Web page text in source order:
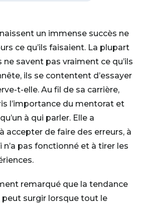
un immense succès ne
ce qu’ils faisaient. La plupart
savent pas vraiment ce qu’ils
ils se contentent d’essayer
t-elle. Au fil de sa carrière,
l’importance du mentorat et
à qui parler. Elle a
accepter de faire des erreurs, à
pas fonctionné et à tirer les
remarqué que la tendance
peut surgir lorsque tout le